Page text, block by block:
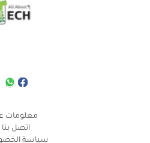
معلومات
اتصل بنا
سياسة